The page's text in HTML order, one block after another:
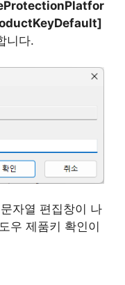
니다.
자열 편집창이 나
우 제품키 확인이